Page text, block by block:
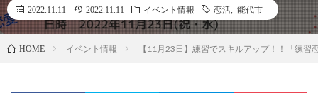
2022.11.11 2022.11.11 イベント情報 恋活 能代市
HOME イベント情報 【11月23日】練習でスキルアップ！！「練習